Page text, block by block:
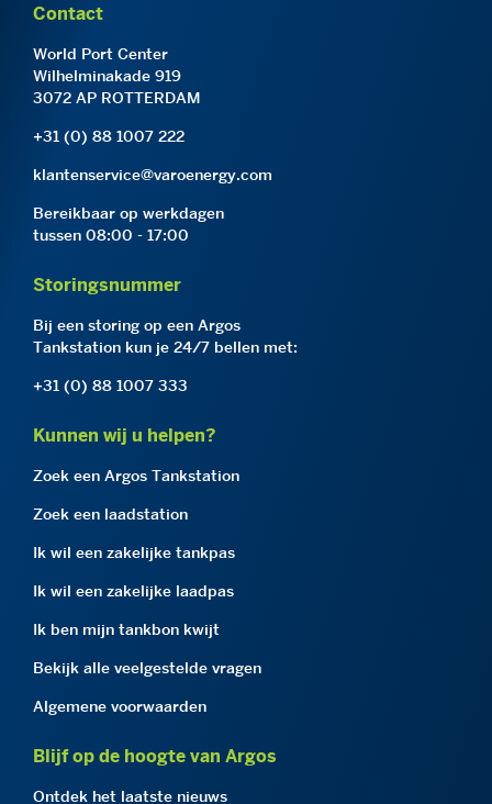
Contact
World Port Center
Wilhelminakade 919
3072 AP ROTTERDAM
+31 (0) 88 1007 222
klantenservice@varoenergy.com
Bereikbaar op werkdagen
tussen 08:00 - 17:00
Storingsnummer
Bij een storing op een Argos
Tankstation kun je 24/7 bellen met:
+31 (0) 88 1007 333
Kunnen wij u helpen?
Zoek een Argos Tankstation
Zoek een laadstation
Ik wil een zakelijke tankpas
Ik wil een zakelijke laadpas
Ik ben mijn tankbon kwijt
Bekijk alle veelgestelde vragen
Algemene voorwaarden
Blijf op de hoogte van Argos
Ontdek het laatste nieuws